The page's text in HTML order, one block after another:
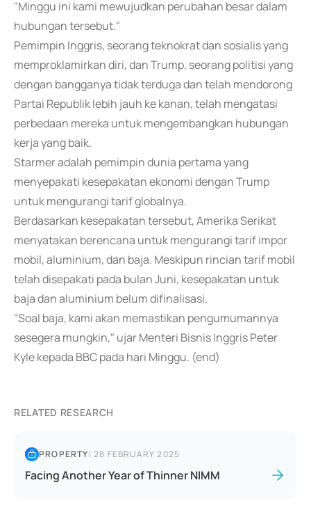
"Minggu ini kami mewujudkan perubahan besar dalam
hubungan tersebut."
Pemimpin Inggris, seorang teknokrat dan sosialis yang
memproklamirkan diri, dan Trump, seorang politisi yang
dengan bangganya tidak terduga dan telah mendorong
Partai Republik lebih jauh ke kanan, telah mengatasi
perbedaan mereka untuk mengembangkan hubungan
kerja yang baik.
Starmer adalah pemimpin dunia pertama yang
menyepakati kesepakatan ekonomi dengan Trump
untuk mengurangi tarif globalnya.
Berdasarkan kesepakatan tersebut, Amerika Serikat
menyatakan berencana untuk mengurangi tarif impor
mobil, aluminium, dan baja. Meskipun rincian tarif mobil
telah disepakati pada bulan Juni, kesepakatan untuk
baja dan aluminium belum difinalisasi.
"Soal baja, kami akan memastikan pengumumannya
sesegera mungkin," ujar Menteri Bisnis Inggris Peter
Kyle kepada BBC pada hari Minggu. (end)
RELATED RESEARCH
PROPERTY|28 FEBRUARY 2025
Facing Another Year of Thinner NIMM